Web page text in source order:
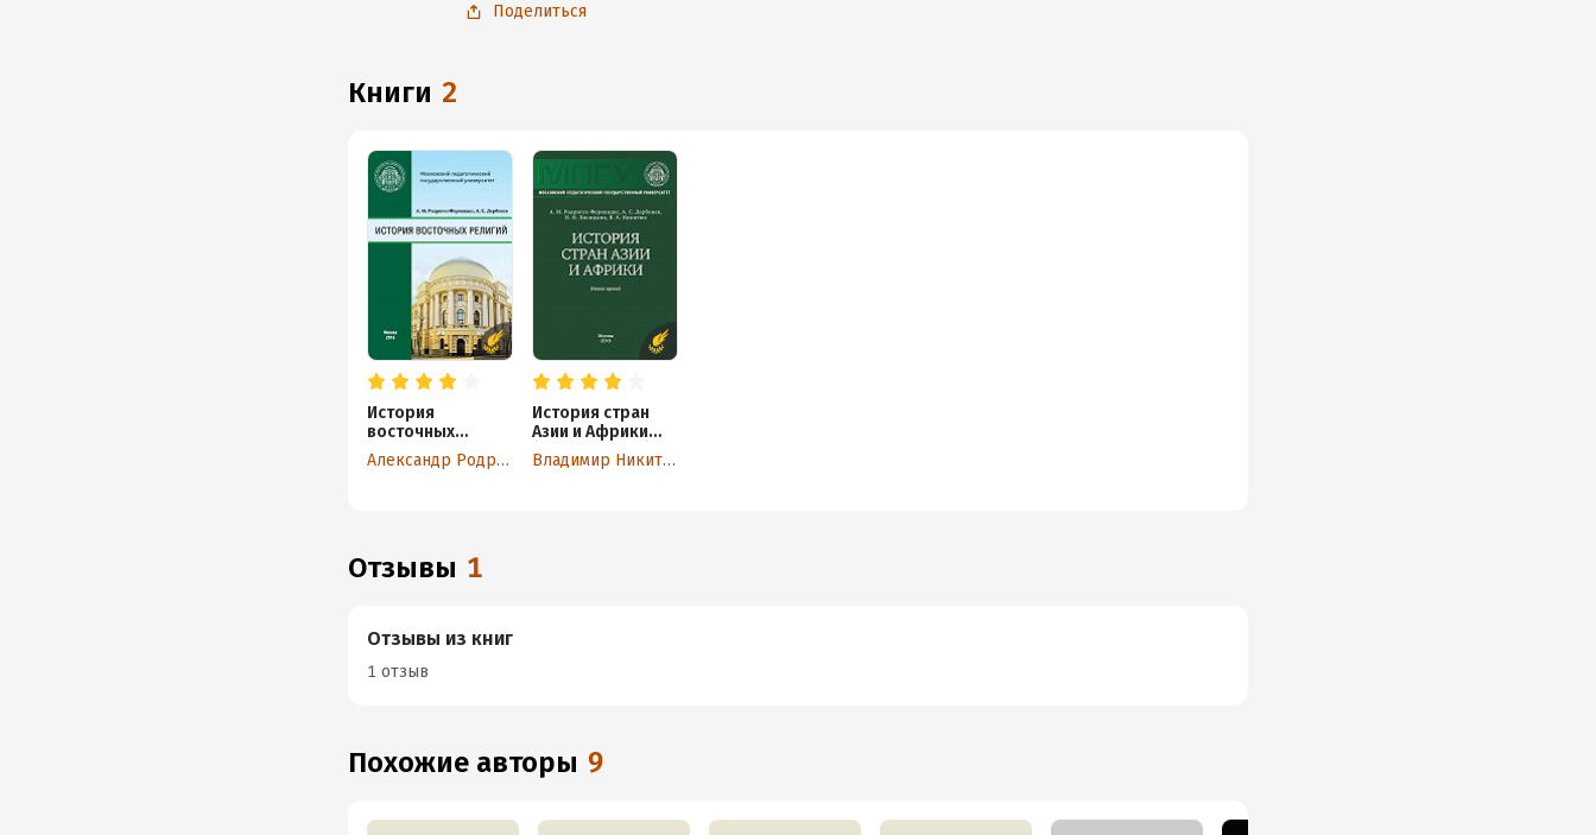
Поделиться
книги 2
История
восточных
религий
Александр Родригес-Фернандес
История стран
Азии и Африки
(Новое время)
Владимир Никитюк
Отзывы 1
Отзывы из книг
1 отзыв
Похожие авторы 9